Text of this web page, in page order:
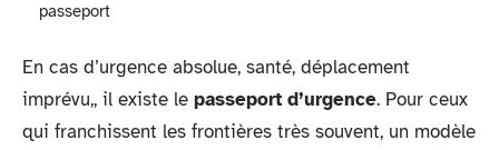
passeport
En cas d’urgence absolue, santé, déplacement
imprévu,, il existe le passeport d’urgence. Pour ceux
qui franchissent les frontières très souvent, un modèle